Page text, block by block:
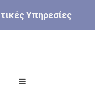
Υπηρεσίες